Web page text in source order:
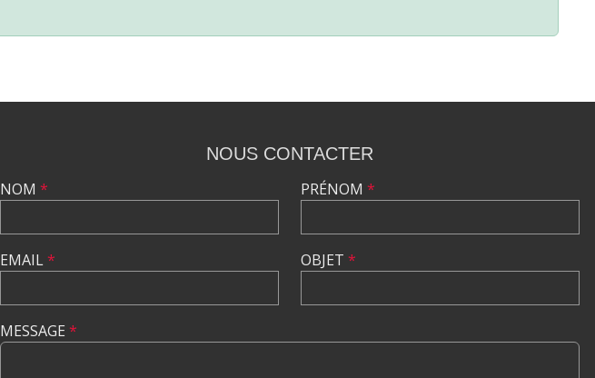
NOUS CONTACTER
NOM *
EMAIL*
PRÉNOM *
OBJET *
MESSAGE *